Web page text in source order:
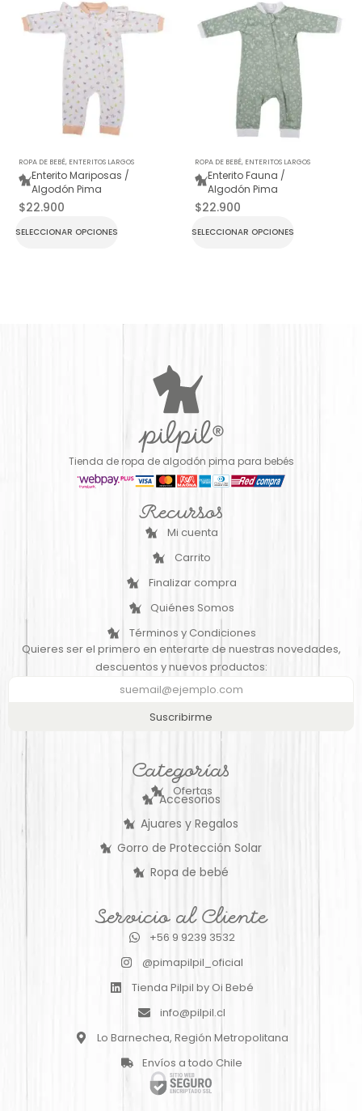
ROPA DE BEBÉ, ENTERITOS LARGOS
Enterito Mariposas /
Algodón Pima
$22.900
SELECCIONAR OPCIONES
ROPA DE BEBÉ, ENTERITOS LARGOS
Enterito Fauna /
Algodón Pima
$22.900
SELECCIONAR OPCIONES
Tienda de ropa de algodón pima para bebés
Recursos
Mi cuenta
Carrito
Finalizar compra
Quiénes Somos
Términos y Condiciones
Quieres ser el primero en enterarte de nuestras novedades,
descuentos y nuevos productos:
Suscribirme
Categorías
Ofertas
Accesorios
Ajuares y Regalos
Gorro de Protección Solar
Ropa de bebé
Servicio al Cliente
+56 9 9239 3532
@pimapilpil_oficial
Tienda Pilpil by Oi Bebé
info@pilpil.cl
Lo Barnechea, Región Metropolitana
Envíos a todo Chile